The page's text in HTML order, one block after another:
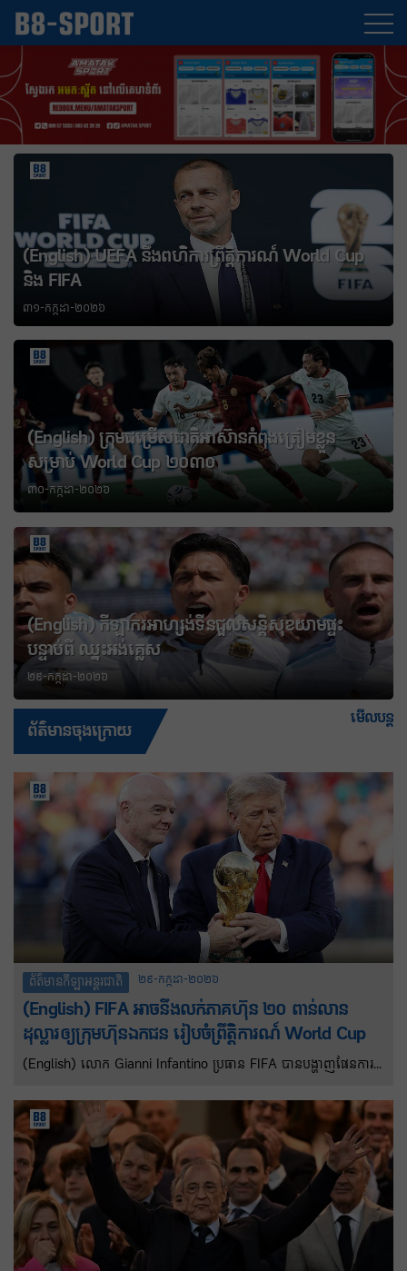
(English) John Stones ចូលរួមជាមួយក្លិប Inter Milan
៣១-កក្កដា-២០២៦
(English) ក្រុមជម្រើសជាតិអាស៊ានកំពុងត្រៀមខ្លួន
សម្រាប់ World Cup ២០៣០
៣០-កក្កដា-២០២៦
(English) កីឡាករអាហ្សង់ទីនជួលសន្តិសុខយាមផ្ទះ
បន្ទាប់ពី ឈ្នះអង់គ្លេស
២៩-កក្កដា-២០២៦
ព័ត៌មានចុងក្រោយ
មើលបន្ត
ព័ត៌មានកីឡាអន្តរជាតិ ២៩-កក្កដា-២០២៦
(English) FIFA អាចនឹងលក់ភាគហ៊ុន ២០ ពាន់លាន
ដុល្លារឲ្យក្រុមហ៊ុនឯកជន រៀបចំព្រឹត្តិការណ៍ World Cup
(English) លោក Gianni Infantino ប្រធាន FIFA បានបង្ហាញផែនការ
ម្រាប់ដំណើរការព្រឹត្តិការណ៍បាល់ទាត់ពិភពលោក World Cup ជាមួយវិនិ
យោគិនឯកជន រួមទាំងគ្រួសារ Kushner ផងដែរ។ ផែនការរបស់លោក
Infantino ក្នុងការបង្កើតក្រុមហ៊ុនបុត្រសម្ព័ន្ធពាណិជ្ជកម្ម ដែលនឹងត្រូវគេ
ហៅថា FIFA Forward Enterprise (FFE) គឺសម្រាប់រៀបចំដំណេីររការ
ប្រកួតដូចជា World Cup និង Club World Cup ។